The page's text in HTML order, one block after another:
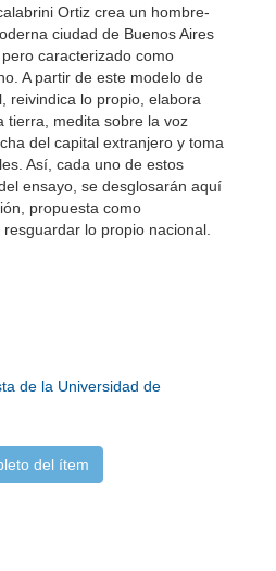
Ortiz crea un hombre-
ciudad de Buenos Aires
caracterizado como
A partir de este modelo de
reivindica lo propio, elabora
tierra, medita sobre la voz
del capital extranjero y toma
Así, cada uno de estos
ensayo, se desglosarán aquí
propuesta como
lo propio nacional.
de la Universidad de
del ítem